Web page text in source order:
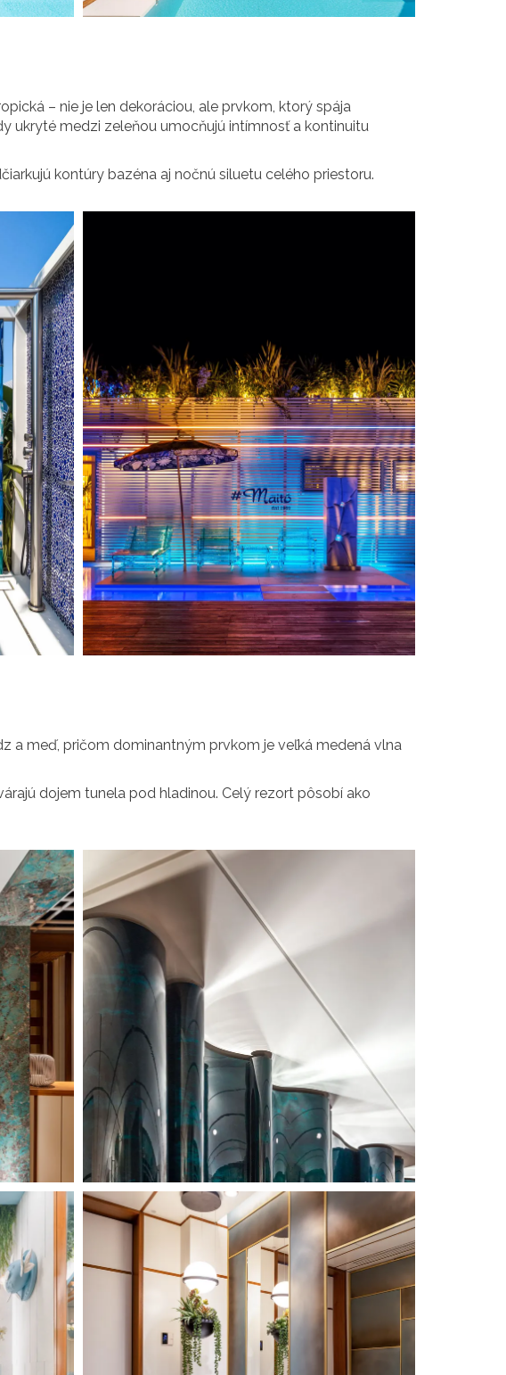
– nie je len dekoráciou, ale prvkom, ktorý spája
ukryté medzi zeleňou umocňujú intímnosť a kontinuitu
kontúry bazéna aj nočnú siluetu celého priestoru.
a meď, pričom dominantným prvkom je veľká medená vlna
dojem tunela pod hladinou. Celý rezort pôsobí ako